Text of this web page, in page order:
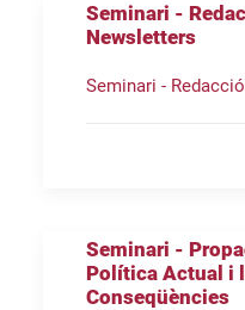
Seminari -
Newsletters
Seminari -
Seminari -
Política Actual i
Conseqüències